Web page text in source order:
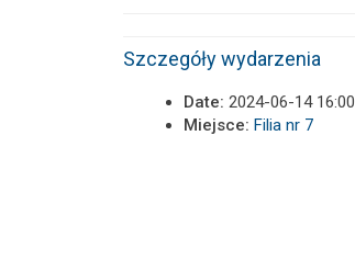
Szczegóły wydarzenia
Date: 2024-06-14 16:00
Miejsce: Filia nr 7